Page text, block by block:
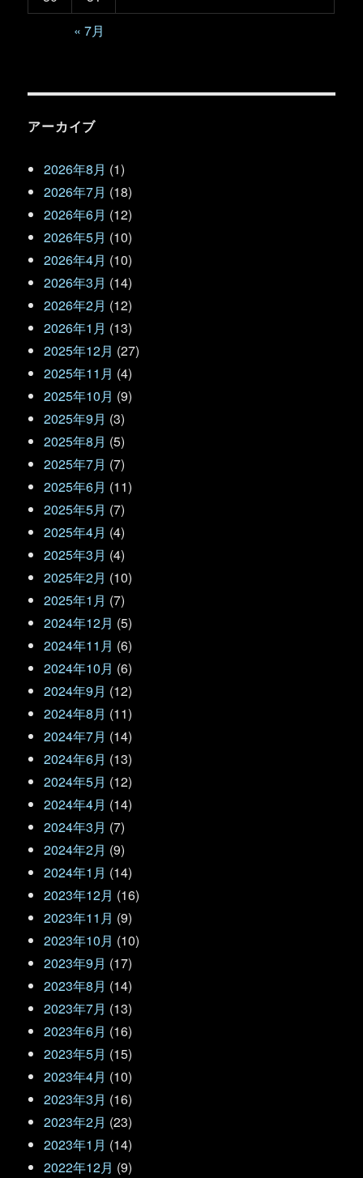
« 7月
アーカイブ
2026年8月 (1)
2026年7月 (18)
2026年6月 (12)
2026年5月 (10)
2026年4月 (10)
2026年3月 (14)
2026年2月 (12)
2026年1月 (13)
2025年12月 (27)
2025年11月 (4)
2025年10月 (9)
2025年9月 (3)
2025年8月 (5)
2025年7月 (7)
2025年6月 (11)
2025年5月 (7)
2025年4月 (4)
2025年3月 (4)
2025年2月 (10)
2025年1月 (7)
2024年12月 (5)
2024年11月 (6)
2024年10月 (6)
2024年9月 (12)
2024年8月 (11)
2024年7月 (14)
2024年6月 (13)
2024年5月 (12)
2024年4月 (14)
2024年3月 (7)
2024年2月 (9)
2024年1月 (14)
2023年12月 (16)
2023年11月 (9)
2023年10月 (10)
2023年9月 (17)
2023年8月 (14)
2023年7月 (13)
2023年6月 (16)
2023年5月 (15)
2023年4月 (10)
2023年3月 (16)
2023年2月 (23)
2023年1月 (14)
2022年12月 (9)